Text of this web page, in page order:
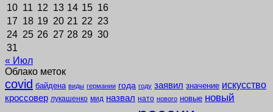
10 11 12 13 14 15 16
17 18 19 20 21 22 23
24 25 26 27 28 29 30
31
« Июл
Облако меток
covid байдена виды германии года году заявил значение искусство
кроссовер лукашенко мид назвал нато нового новые новый